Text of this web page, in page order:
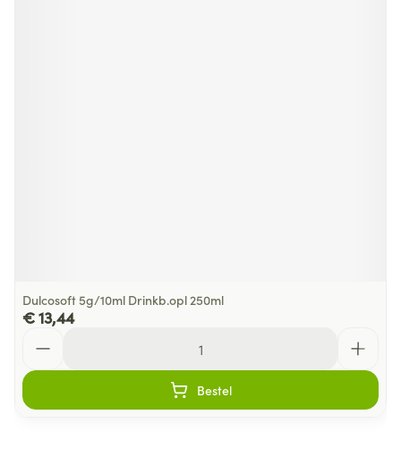
Dulcosoft 5g/10ml Drinkb.opl 250ml
€ 13,44
Bestel